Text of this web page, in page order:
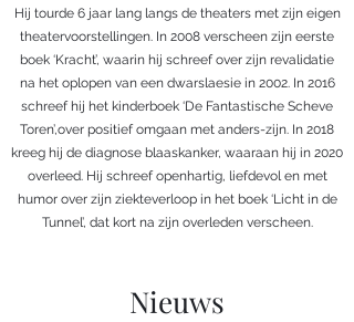
Hij tourde 6 jaar lang langs de theaters met zijn eigen
theatervoorstellingen. In 2008 verscheen zijn eerste
boek ‘Kracht’, waarin hij schreef over zijn revalidatie
na het oplopen van een dwarslaesie in 2002. In 2016
schreef hij het kinderboek ‘De Fantastische Scheve
Toren’,over positief omgaan met anders-zijn. In 2018
kreeg hij de diagnose blaaskanker, waaraan hij in 2020
overleed. Hij schreef openhartig, liefdevol en met
humor over zijn ziekteverloop in het boek ‘Licht in de
Tunnel’, dat kort na zijn overleden verscheen.
Nieuws